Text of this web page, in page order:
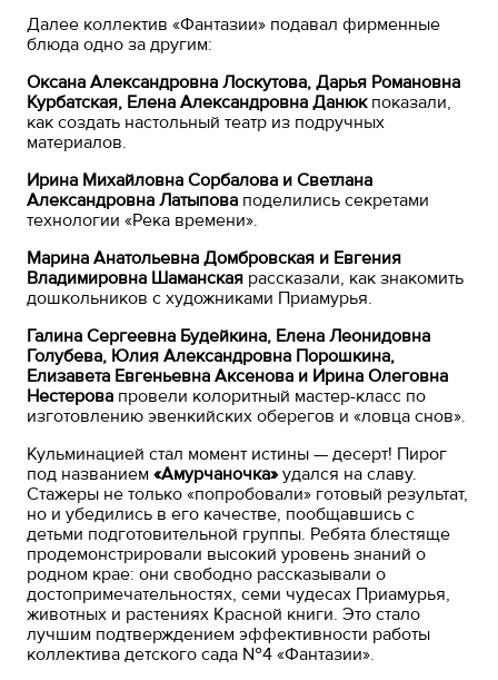
Далее коллектив «Фантазии» подавал фирменные
блюда одно за другим:
Оксана Александровна Лоскутова, Дарья Романовна
Курбатская, Елена Александровна Данюкпоказали,
как создать настольный театр из подручных
материалов.
Ирина Михайловна Сорбалова и Светлана
Александровна Латыпова поделились секретами
технологии «Река времени».
Марина Анатольевна Домбровская и Евгения
Владимировна Шаманская рассказали, как знакомить
дошкольников с художниками Приамурья.
Галина Сергеевна Будейкина, Елена Леонидовна
Голубева, Юлия Александровна Порошкина,
Елизавета Евгеньевна Аксенова и Ирина Олеговна
Нестерова провели колоритный мастер-класс по
изготовлению эвенкийских оберегов и «ловца снов».
Кульминацией стал момент истины — десерт! Пирог
под названием«Амурчаночка»удался на славу.
Стажеры не только «попробовали» готовый результат,
но и убедились в его качестве, пообщавшись с
детьми подготовительной группы. Ребята блестяще
продемонстрировали высокий уровень знаний о
родном крае: они свободно рассказывали о
достопримечательностях, семи чудесах Приамурья,
животных и растениях Красной книги. Это стало
лучшим подтверждением эффективности работы
коллектива детского сада №4 «Фантазии».